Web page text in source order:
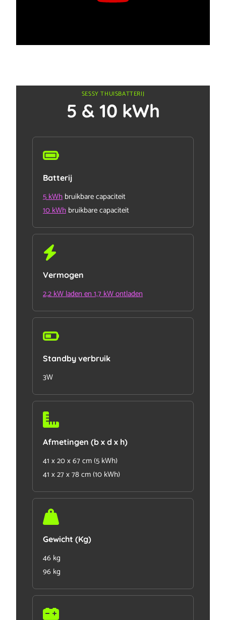
SESSY THUISBATTERIJ
5 & 10 kWh
Batterij
5 kWh bruikbare capaciteit
10 kWh bruikbare capaciteit
Vermogen
2,2 kW laden en 1,7 kW ontladen
Standby verbruik
3W
Afmetingen (b x d x h)
41 x 20 x 67 cm (5 kWh)
41 x 27 x 78 cm (10 kWh)
Gewicht (Kg)
46 kg
96 kg